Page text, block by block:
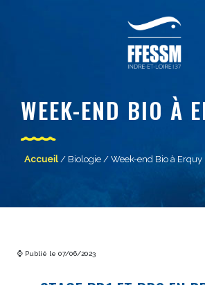
WEEK-END BIO À
Accueil/ Biologie / Week-end Bio à Erquy
⌚ Publié le 07/06/2023